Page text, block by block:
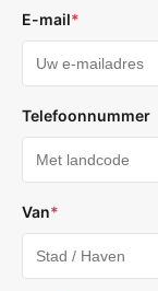
E-mail*
Telefoonnummer
Van*